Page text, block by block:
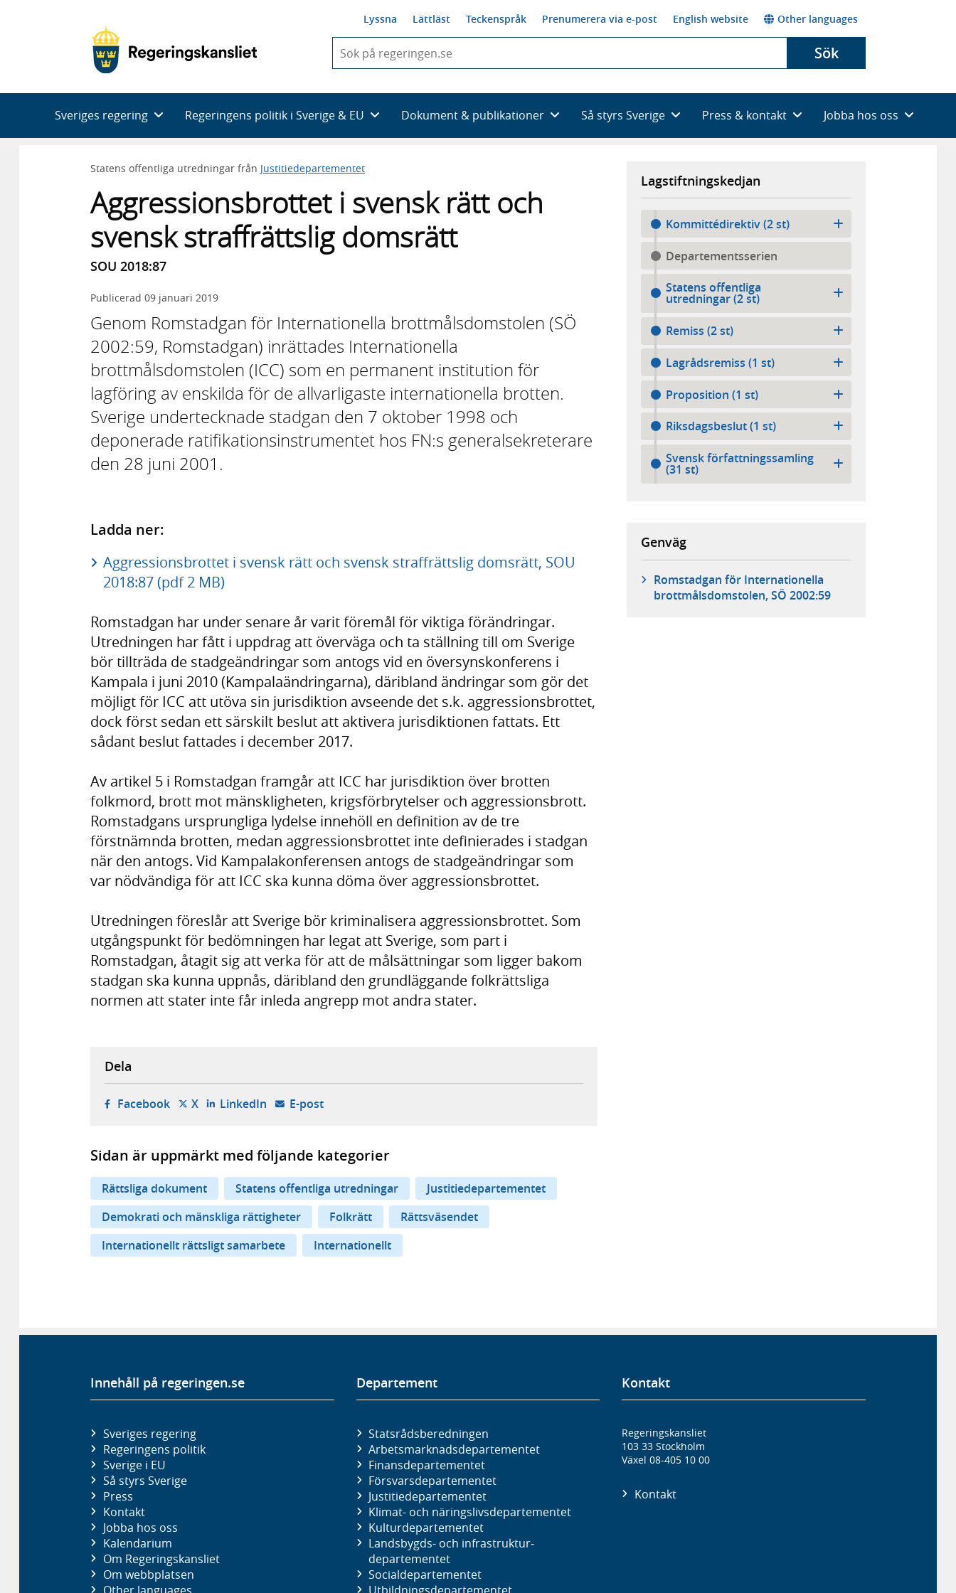
Lyssna Lättläst Teckenspråk Prenumerera via e-post English website Other languages
du
skriva
framträder
en
med
Sök
Sveriges regering Regeringens politik i Sverige & EU Dokument & publikationer Så styrs Sverige Press & kontakt Jobba hos oss
Statens offentliga utredningar från Justitiedepartementet
Aggressionsbrottet i svensk rätt och
svensk straffrättslig domsrätt
SOU 2018:87
Publicerad 09 januari 2019
Genom Romstadgan för Internationella brottmålsdomstolen (SÖ
2002:59, Romstadgan) inrättades Internationella
brottmålsdomstolen (ICC) som en permanent institution för
lagföring av enskilda för de allvarligaste internationella brotten.
Sverige undertecknade stadgan den 7 oktober 1998 och
deponerade ratifikationsinstrumentet hos FN:s generalsekreterare
den 28 juni 2001.
Ladda ner:
Aggressionsbrottet i svensk rätt och svensk straffrättslig domsrätt, SOU
2018:87 (pdf 2 MB)
Romstadgan har under senare år varit föremål för viktiga förändringar.
Utredningen har fått i uppdrag att överväga och ta ställning till om Sverige
bör tillträda de stadgeändringar som antogs vid en översynskonferens i
Kampala i juni 2010 (Kampalaändringarna), däribland ändringar som gör det
möjligt för ICC att utöva sin jurisdiktion avseende det s.k. aggressionsbrottet,
dock först sedan ett särskilt beslut att aktivera jurisdiktionen fattats. Ett
sådant beslut fattades i december 2017.
Av artikel 5 i Romstadgan framgår att ICC har jurisdiktion över brotten
folkmord, brott mot mänskligheten, krigsförbrytelser och aggressionsbrott.
Romstadgans ursprungliga lydelse innehöll en definition av de tre
förstnämnda brotten, medan aggressionsbrottet inte definierades i stadgan
när den antogs. Vid Kampalakonferensen antogs de stadgeändringar som
var nödvändiga för att ICC ska kunna döma över aggressionsbrottet.
Utredningen föreslår att Sverige bör kriminalisera aggressionsbrottet. Som
utgångspunkt för bedömningen har legat att Sverige, som part i
Romstadgan, åtagit sig att verka för att de målsättningar som ligger bakom
stadgan ska kunna uppnås, däribland den grundläggande folkrättsliga
normen att stater inte får inleda angrepp mot andra stater.
Lagstiftningskedjan
Kommittédirektiv (2 st)
Departementsserien
Statens offentliga
utredningar (2 st)
Remiss (2 st)
Lagrådsremiss (1 st)
Proposition (1 st)
Riksdagsbeslut (1 st)
Svensk författningssamling
(31 st)
Genväg
Romstadgan för Internationella
brottmålsdomstolen, SÖ 2002:59
Dela
Facebook- öppnas i ny flik, extern webbplats,
X- öppnas i ny flik, extern webbplats,
LinkedIn- öppnas i ny flik, extern webbplats,
E-post- öppnar din e-postklient,
Sidan är uppmärkt med följande kategorier
Rättsliga dokument Statens offentliga utredningar
Justitiedepartementet
Demokrati och mänskliga rättigheter
Folkrätt
Rättsväsendet
Internationellt rättsligt samarbete
Internationellt
Innehåll på regeringen.se
Sveriges regering
Regeringens politik
Sverige i EU
Så styrs Sverige
Press
Kontakt
Jobba hos oss
Kalendarium
Om Regeringskansliet
Om webbplatsen
Departement
Statsrådsberedningen
Arbetsmarknads­departementet
Finans­departementet
Försvars­departementet
Justitie­departementet
Klimat- och näringslivs­departementet
Kultur­departementet
Landsbygds- och infrastruktur­
departementet
Social­departementet
Kontakt
Regeringskansliet
103 33 Stockholm
Växel 08-405 10 00
Kontakt